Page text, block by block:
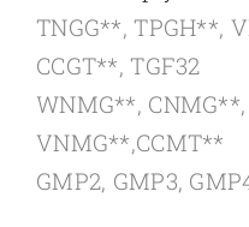
TNGG**, TPGH**,
CCGT**, TGF32
WNMG**,
VNMG**,CCMT**
GMP2, GMP3,